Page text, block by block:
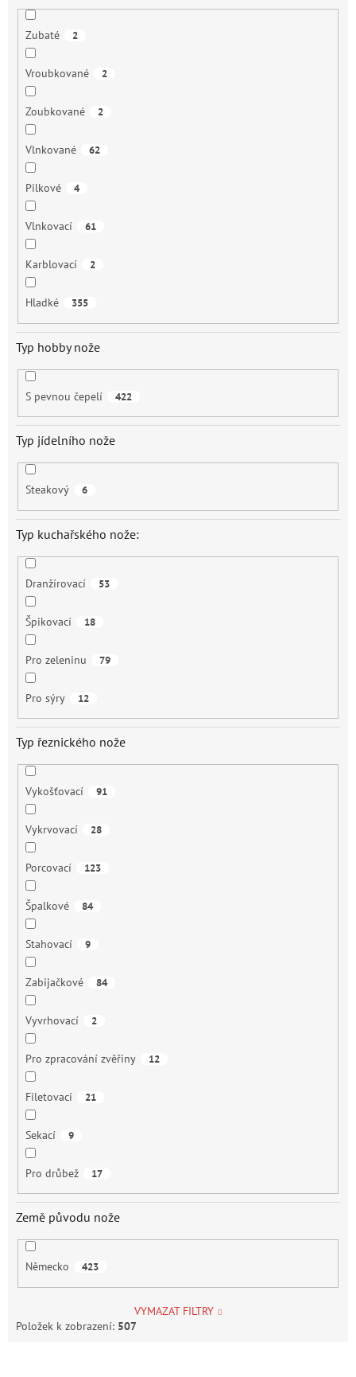
Zubaté 2
Vroubkované 2
Zoubkované 2
Vlnkované 62
Pilkové 4
Vlnkovací 61
Karblovací 2
Hladké 355
Typ hobby nože
S pevnou čepelí 422
Typ jídelního nože
Steakový 6
Typ kuchařského nože:
Dranžírovací 53
Špikovací 18
Pro zeleninu 79
Pro sýry 12
Typ řeznického nože
Vykošťovací 91
Vykrvovací 28
Porcovací 123
Špalkové 84
Stahovací 9
Zabijačkové 84
Vyvrhovací 2
Pro zpracování zvěřiny 12
Filetovací 21
Sekací 9
Pro drůbež 17
Země původu nože
Německo 423
VYMAZAT FILTRY
Položek k zobrazení: 507